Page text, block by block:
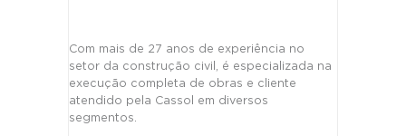
Com mais de 27 anos de experiência no
setor da construção civil, é especializada na
execução completa de obras e cliente
atendido pela Cassol em diversos
segmentos.